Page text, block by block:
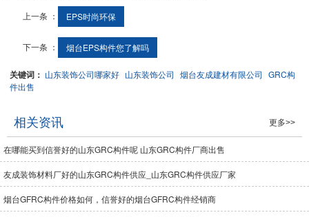
上一条 ： EPS时尚环保
下一条 ： 烟台EPS构件您了解吗
关键词： 山东装饰公司哪家好 山东装饰公司 烟台友成建材有限公司
GRC构
件出售
相关资讯 更多>>
在哪能买到信誉好的山东GRC构件呢 山东GRC构件厂商出售
友成装饰材料厂好的山东GRC构件供应_山东GRC构件供应厂家
烟台GFRC构件价格如何，信誉好的烟台GFRC构件经销商